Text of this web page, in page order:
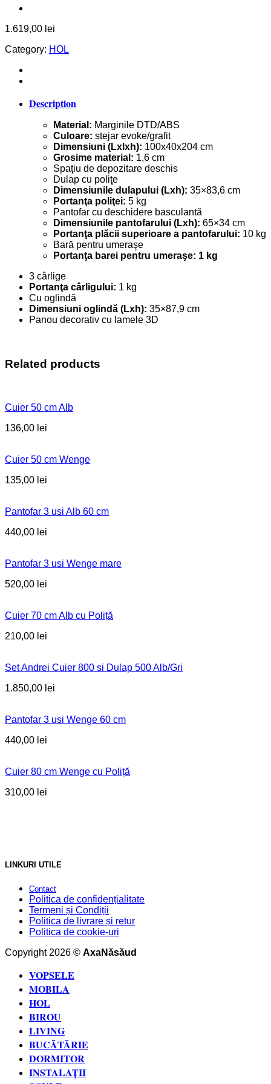
1.619,00 lei
Category: HOL
Description
Material: Marginile DTD/ABS
Culoare: stejar evoke/grafit
Dimensiuni (Lxlxh): 100x40x204 cm
Grosime material: 1,6 cm
Spaţiu de depozitare deschis
Dulap cu poliţe
Dimensiunile dulapului (Lxh): 35×83,6 cm
Portanţa poliţei: 5 kg
Pantofar cu deschidere basculantă
Dimensiunile pantofarului (Lxh): 65×34 cm
Portanţa plăcii superioare a pantofarului: 10 kg
Bară pentru umeraşe
Portanţa barei pentru umeraşe: 1 kg
3 cârlige
Portanţa cârligului: 1 kg
Cu oglindă
Dimensiuni oglindă (Lxh): 35×87,9 cm
Panou decorativ cu lamele 3D
Related products
Cuier 50 cm Alb
136,00 lei
Cuier 50 cm Wenge
135,00 lei
Pantofar 3 usi Alb 60 cm
440,00 lei
Pantofar 3 usi Wenge mare
520,00 lei
Cuier 70 cm Alb cu Poliță
210,00 lei
Set Andrei Cuier 800 si Dulap 500 Alb/Gri
1.850,00 lei
Pantofar 3 usi Wenge 60 cm
440,00 lei
Cuier 80 cm Wenge cu Poliță
310,00 lei
LINKURI UTILE
Contact
Politica de confidențialitate
Termeni și Condiții
Politica de livrare și retur
Politica de cookie-uri
Copyright 2026 © AxaNăsăud
VOPSELE
MOBILA
HOL
BIROU
LIVING
BUCĂTĂRIE
DORMITOR
INSTALAȚII